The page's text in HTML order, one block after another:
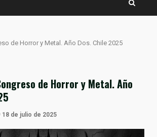
de Horror y Metal. Año Dos. Chile 2025
de Horror y Metal. Año
18 de julio de 2025